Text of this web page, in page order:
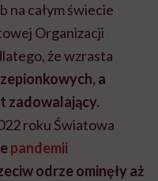
na całym świecie
Organizacji
że wzrasta
a
zadowalający.
roku Światowa
pandemii
odrze ominęły aż